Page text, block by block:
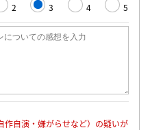
2 3 4 5
自演・嫌がらせなど）の疑いが